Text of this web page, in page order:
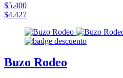
$5.400
$4.427
Buzo Rodeo